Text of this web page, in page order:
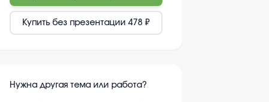
Купить без презентации 478 ₽
Нужна другая тема или работа?